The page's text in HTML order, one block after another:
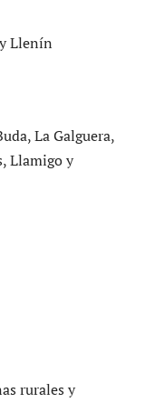
Llenín
La Galguera,
Llamigo y
rurales y